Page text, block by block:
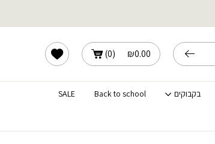
₪0.00
(
0
)
בקבוקים Back to school
SALE